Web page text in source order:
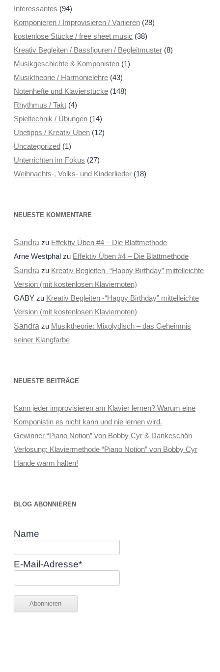
Interessantes (94)
Komponieren / Improvisieren / Variieren(28)
kostenlose Stücke / free sheet music (38)
Kreativ Begleiten / Bassfiguren / Begleitmuster(8)
Musikgeschichte & Komponisten(1)
Musiktheorie / Harmonielehre(43)
Notenhefte und Klavierstücke(148)
Rhythmus / Takt(4)
Spieltechnik / Übungen(14)
Übetipps / Kreativ Üben(12)
Uncategorized(1)
Unterrichten im Fokus (27)
Weihnachts-, Volks- und Kinderlieder(18)
NEUESTE KOMMENTARE
Sandra zu Effektiv Üben #4 – Die Blattmethode
Arne Westphalzu Effektiv Üben #4 – Die Blattmethode
Sandra zu Kreativ Begleiten -“Happy Birthday” mittelleichte
Version (mit kostenlosen Klaviernoten)
GABYzu Kreativ Begleiten -“Happy Birthday” mittelleichte
Version (mit kostenlosen Klaviernoten)
Sandra zu Musiktheorie: Mixolydisch – das Geheimnis
seiner Klangfarbe
NEUESTE BEITRÄGE
Kann jeder improvisieren am Klavier lernen? Warum eine
Komponistin es nicht kann und nie lernen wird.
Gewinner “Piano Notion” von Bobby Cyr & Dankeschön
Verlosung: Klaviermethode “Piano Notion” von Bobby Cyr
Hände warm halten!
BLOG ABONNIEREN
Name
E-Mail-Adresse*